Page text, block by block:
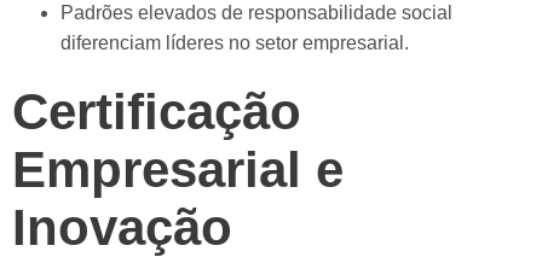
Padrões elevados de responsabilidade social
diferenciam líderes no setor empresarial.
Certificação
Empresarial e
Inovação